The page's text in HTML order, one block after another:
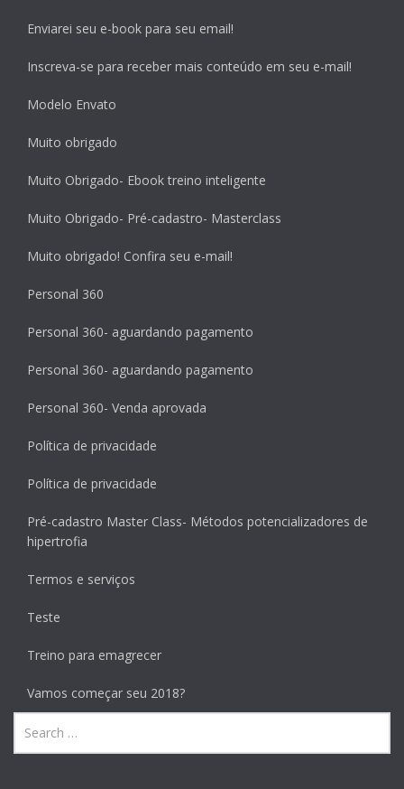
Enviarei seu e-book para seu email!
Inscreva-se para receber mais conteúdo em seu e-mail!
Modelo Envato
Muito obrigado
Muito Obrigado- Ebook treino inteligente
Muito Obrigado- Pré-cadastro- Masterclass
Muito obrigado! Confira seu e-mail!
Personal 360
Personal 360- aguardando pagamento
Personal 360- aguardando pagamento
Personal 360- Venda aprovada
Política de privacidade
Política de privacidade
Pré-cadastro Master Class- Métodos potencializadores de
hipertrofia
Termos e serviços
Teste
Treino para emagrecer
Vamos começar seu 2018?